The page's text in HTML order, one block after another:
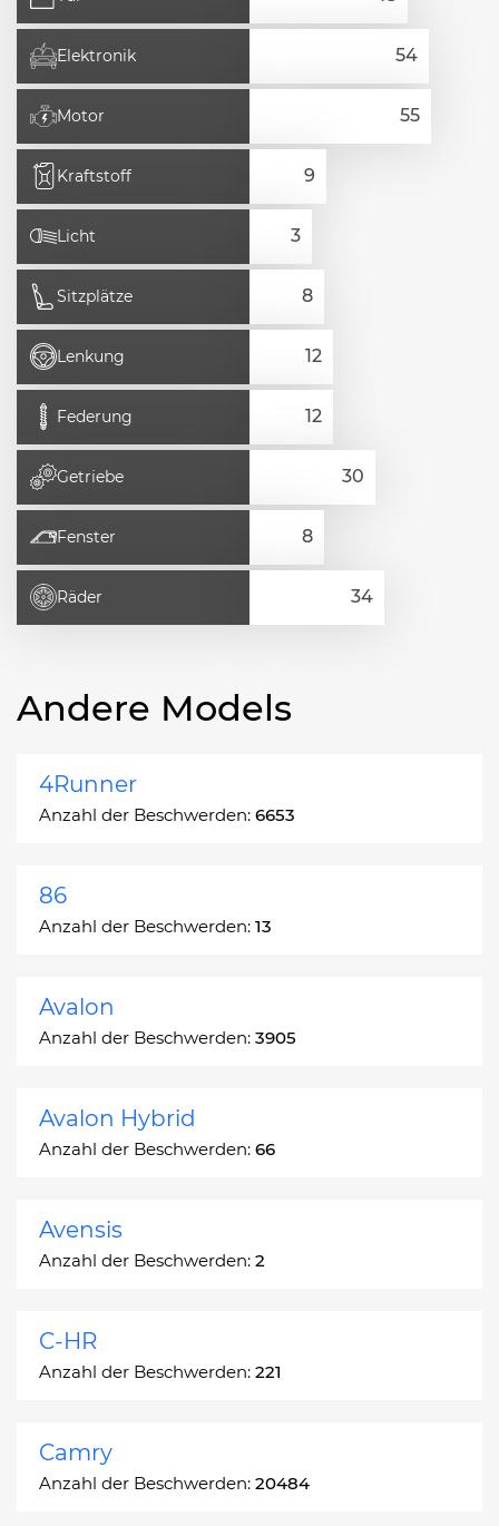
Elektronik
Motor
Kraftstoff
Licht
Sitzplätze
Lenkung
Federung
Getriebe
Fenster
Räder
Andere Models
4Runner
Anzahl der Beschwerden: 6653
86
Anzahl der Beschwerden: 13
Avalon
Anzahl der Beschwerden: 3905
Avalon Hybrid
Anzahl der Beschwerden: 66
Avensis
Anzahl der Beschwerden: 2
C-HR
Anzahl der Beschwerden: 221
Camry
Anzahl der Beschwerden: 20484